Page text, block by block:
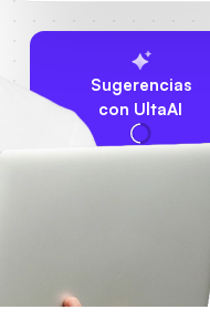
Sugerencias
con UltaAI